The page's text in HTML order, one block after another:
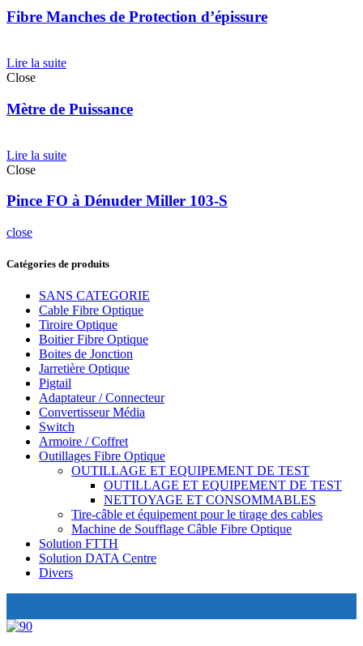
Fibre Manches de Protection d’épissure
Lire la suite
Close
Mètre de Puissance
Lire la suite
Close
Pince FO à Dénuder Miller 103-S
close
Catégories de produits
SANS CATEGORIE
Cable Fibre Optique
Tiroire Optique
Boitier Fibre Optique
Boites de Jonction
Jarretière Optique
Pigtail
Adaptateur / Connecteur
Convertisseur Média
Switch
Armoire / Coffret
Outillages Fibre Optique
OUTILLAGE ET EQUIPEMENT DE TEST
OUTILLAGE ET EQUIPEMENT DE TEST
NETTOYAGE ET CONSOMMABLES
Tire-câble et équipement pour le tirage des cables
Machine de Soufflage Câble Fibre Optique
Solution FTTH
Solution DATA Centre
Divers